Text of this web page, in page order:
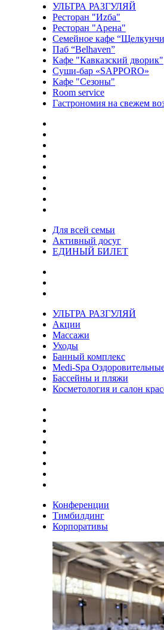
УЛЬТРА РАЗГУЛЯЙ
Ресторан "Иzба"
Ресторан "Арена"
Семейное кафе
Паб “Belhaven”
Кафе "Кавказский дворик"
Суши-бар «SAPPORO»
Кафе "Сезоны"
Room service
Гастрономия на свежем
Для всей семьи
Активный досуг
ЕДИНЫЙ БИЛЕТ
УЛЬТРА РАЗГУЛЯЙ
Акции
Массажи
Уходы
Банный комплекс
Medi-Spa
Бассейны и пляжи
Косметология и салон
Конференции
Тимбилдинг
Корпоративы